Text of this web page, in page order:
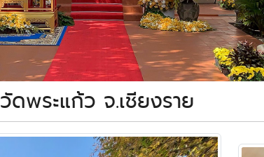
วัดพระแก้ว จ.เชียงราย